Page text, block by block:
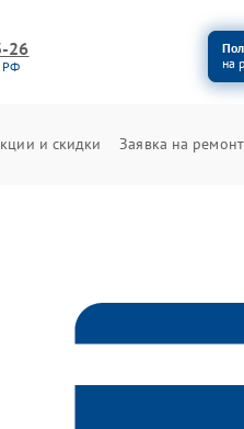
26
РФ
на
и скидки Заявка на ремонт